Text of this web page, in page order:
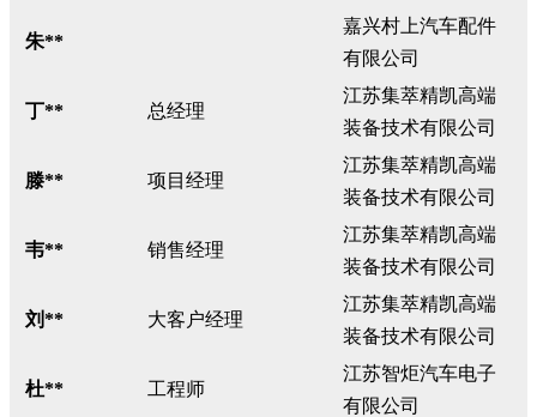
朱**
嘉兴村上汽车配件
有限公司
丁** 总经理
江苏集萃精凯高端
装备技术有限公司
滕** 项目经理
江苏集萃精凯高端
装备技术有限公司
韦** 销售经理
江苏集萃精凯高端
装备技术有限公司
刘** 大客户经理
江苏集萃精凯高端
装备技术有限公司
杜** 工程师
江苏智炬汽车电子
有限公司